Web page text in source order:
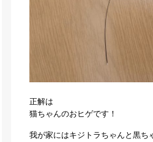
正解は
猫ちゃんのおヒゲです！
我が家にはキジトラちゃんと黒ち